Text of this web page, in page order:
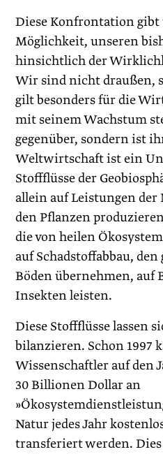
Diese Konfrontation
Möglichkeit, unseren
hinsichtlich der
Wir sind nicht draußen,
gilt besonders für die
mit seinem Wachstum
gegenüber, sondern ist
Weltwirtschaft ist ein
Stoffflüsse der
allein auf Leistungen der
den Pflanzen
die von heilen
auf Schadstoffabbau, den
Böden übernehmen, auf
Insekten leisten.
Diese Stoffflüsse lassen
bilan­zieren. Schon 1997
Wissenschaftler auf den
30 Billionen Dollar an
Natur jedes Jahr
transferiert werden.